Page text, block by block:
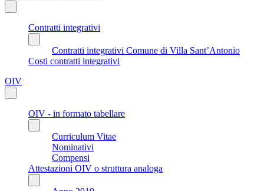
Contratti integrativi
Contratti integrativi Comune di Villa Sant’Antonio
Costi contratti integrativi
OIV
OIV - in formato tabellare
Curriculum Vitae
Nominativi
Compensi
Attestazioni OIV o struttura analoga